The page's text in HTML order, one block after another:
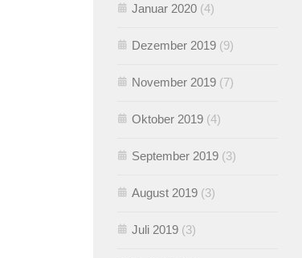
Januar 2020 (4)
Dezember 2019 (9)
November 2019 (7)
Oktober 2019 (4)
September 2019 (3)
August 2019 (3)
Juli 2019 (3)